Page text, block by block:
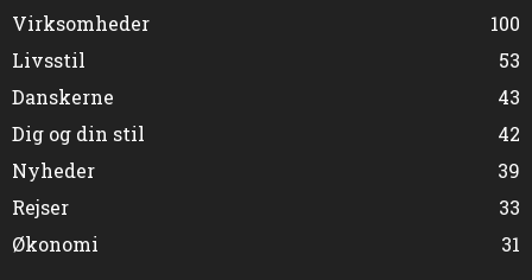
Virksomheder
100
Livsstil
53
Danskerne
43
Dig og din stil
42
Nyheder
39
Rejser
33
Økonomi
31